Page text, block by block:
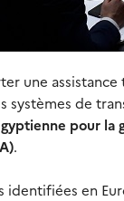
une
de
pour la
.
en